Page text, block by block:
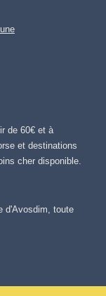
de 60€ et à
et destinations
cher disponible.
d'Avosdim, toute